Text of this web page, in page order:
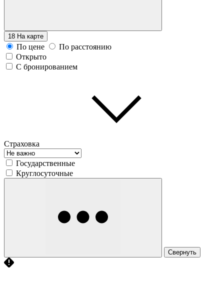
18 На карте
По цене
По расстоянию
Открыто
С бронированием
Страховка
Государственные
Круглосуточные
Свернуть